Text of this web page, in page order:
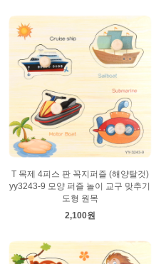
T 목제 4피스 판 꼭지퍼즐 (해양탈것)
yy3243-9 모양 퍼즐 놀이 교구 맞추기
도형 원목
2,100원